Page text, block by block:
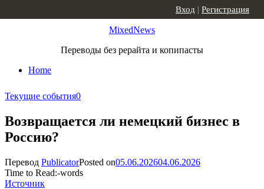
MixedNews
Переводы без рерайта и копипасты
Home
Вход | Регистрация
Текущие события0
Возвращается ли немецкий бизнес в
Россию?
Перевод PublicatorPosted on05.06.202604.06.2026
Time to Read:-words
Источник